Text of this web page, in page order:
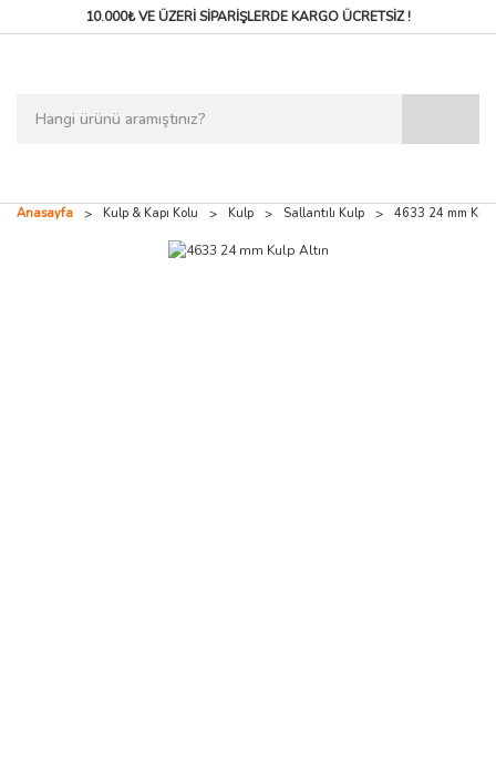
10.000₺ VE ÜZERİ SİPARİŞLERDEKARGO ÜCRETSİZ !
Anasayfa Kulp & Kapı Kolu Kulp Sallantılı Kulp 4633 24 mm